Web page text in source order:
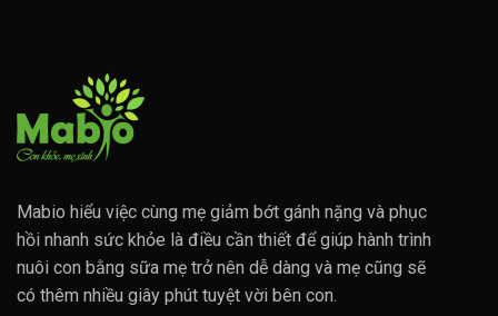
Mabio hiểu việc cùng mẹ giảm bớt gánh nặng và phục
hồi nhanh sức khỏe là điều cần thiết để giúp hành trình
nuôi con bằng sữa mẹ trở nên dễ dàng và mẹ cũng sẽ
có thêm nhiều giây phút tuyệt vời bên con.